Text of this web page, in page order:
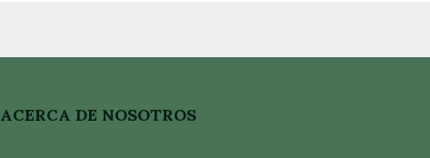
ACERCA DE NOSOTROS